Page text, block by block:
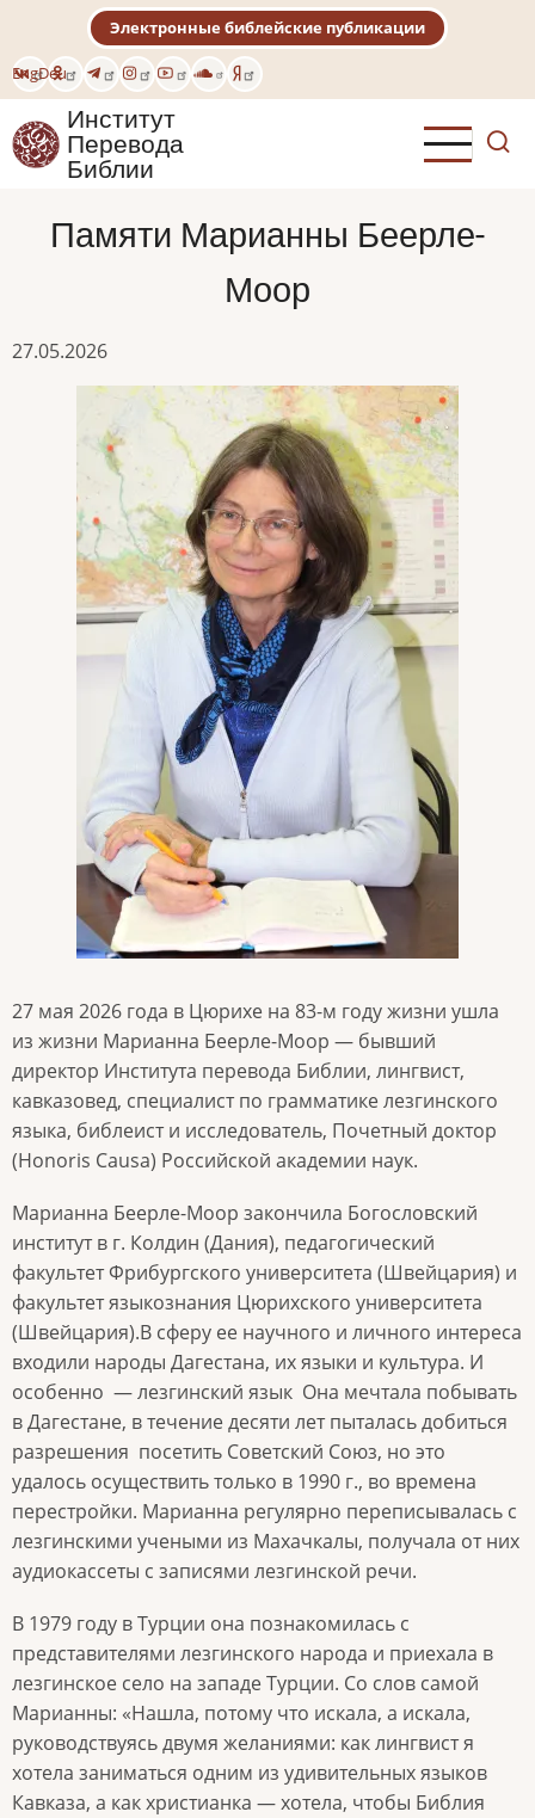
основному
содержанию
EngDeu
Электронные библейские публикации
Институт
Перевода
Библии
Памяти Марианны Беерле-
Моор
27.05.2026
27 мая 2026 года в Цюрихе на 83-м году жизни ушла
из жизни Марианна Беерле-Моор — бывший
директор Института перевода Библии, лингвист,
кавказовед, специалист по грамматике лезгинского
языка, библеист и исследователь, Почетный доктор
(Honoris Causa) Российской академии наук.
Марианна Беерле-Моор закончила Богословский
институт в г. Колдин (Дания), педагогический
факультет Фрибургского университета (Швейцария) и
факультет языкознания Цюрихского университета
(Швейцария).В сферу ее научного и личного интереса
входили народы Дагестана, их языки и культура. И
особенно — лезгинский язык Она мечтала побывать
в Дагестане, в течение десяти лет пыталась добиться
разрешения посетить Советский Союз, но это
удалось осуществить только в 1990 г., во времена
перестройки. Марианна регулярно переписывалась с
лезгинскими учеными из Махачкалы, получала от них
аудиокассеты с записями лезгинской речи.
В 1979 году в Турции она познакомилась с
представителями лезгинского народа и приехала в
лезгинское село на западе Турции. Со слов самой
Марианны: «Нашла, потому что искала, а искала,
руководствуясь двумя желаниями: как лингвист я
хотела заниматься одним из удивительных языков
Кавказа, а как христианка — хотела, чтобы Библия